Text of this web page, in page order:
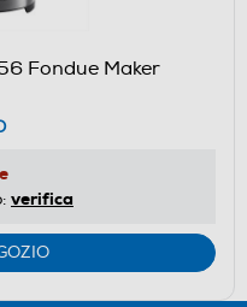
Fondue Maker
verifica